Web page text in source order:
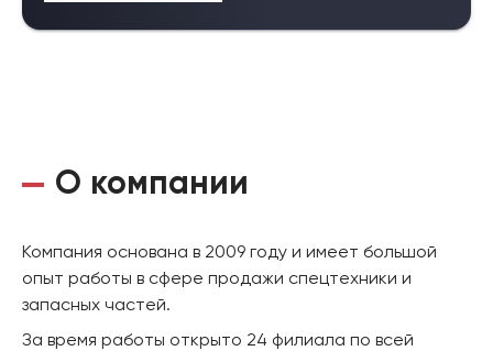
О компании
Компания основана в 2009 году и имеет большой
опыт работы в сфере продажи спецтехники и
запасных частей.
За время работы открыто 24 филиала по всей